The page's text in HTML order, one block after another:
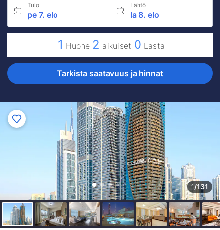
Tulo
pe 7. elo
Lähtö
la 8. elo
1 Huone 2 aikuiset 0 Lasta
Tarkista saatavuus ja hinnat
1/131